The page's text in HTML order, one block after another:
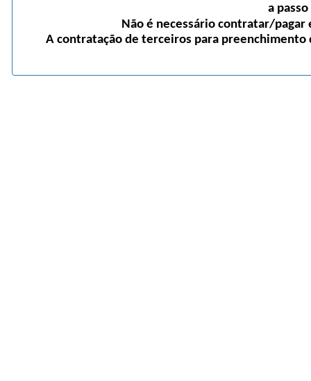
a
Não é necessário contratar/
A contratação de terceiros para